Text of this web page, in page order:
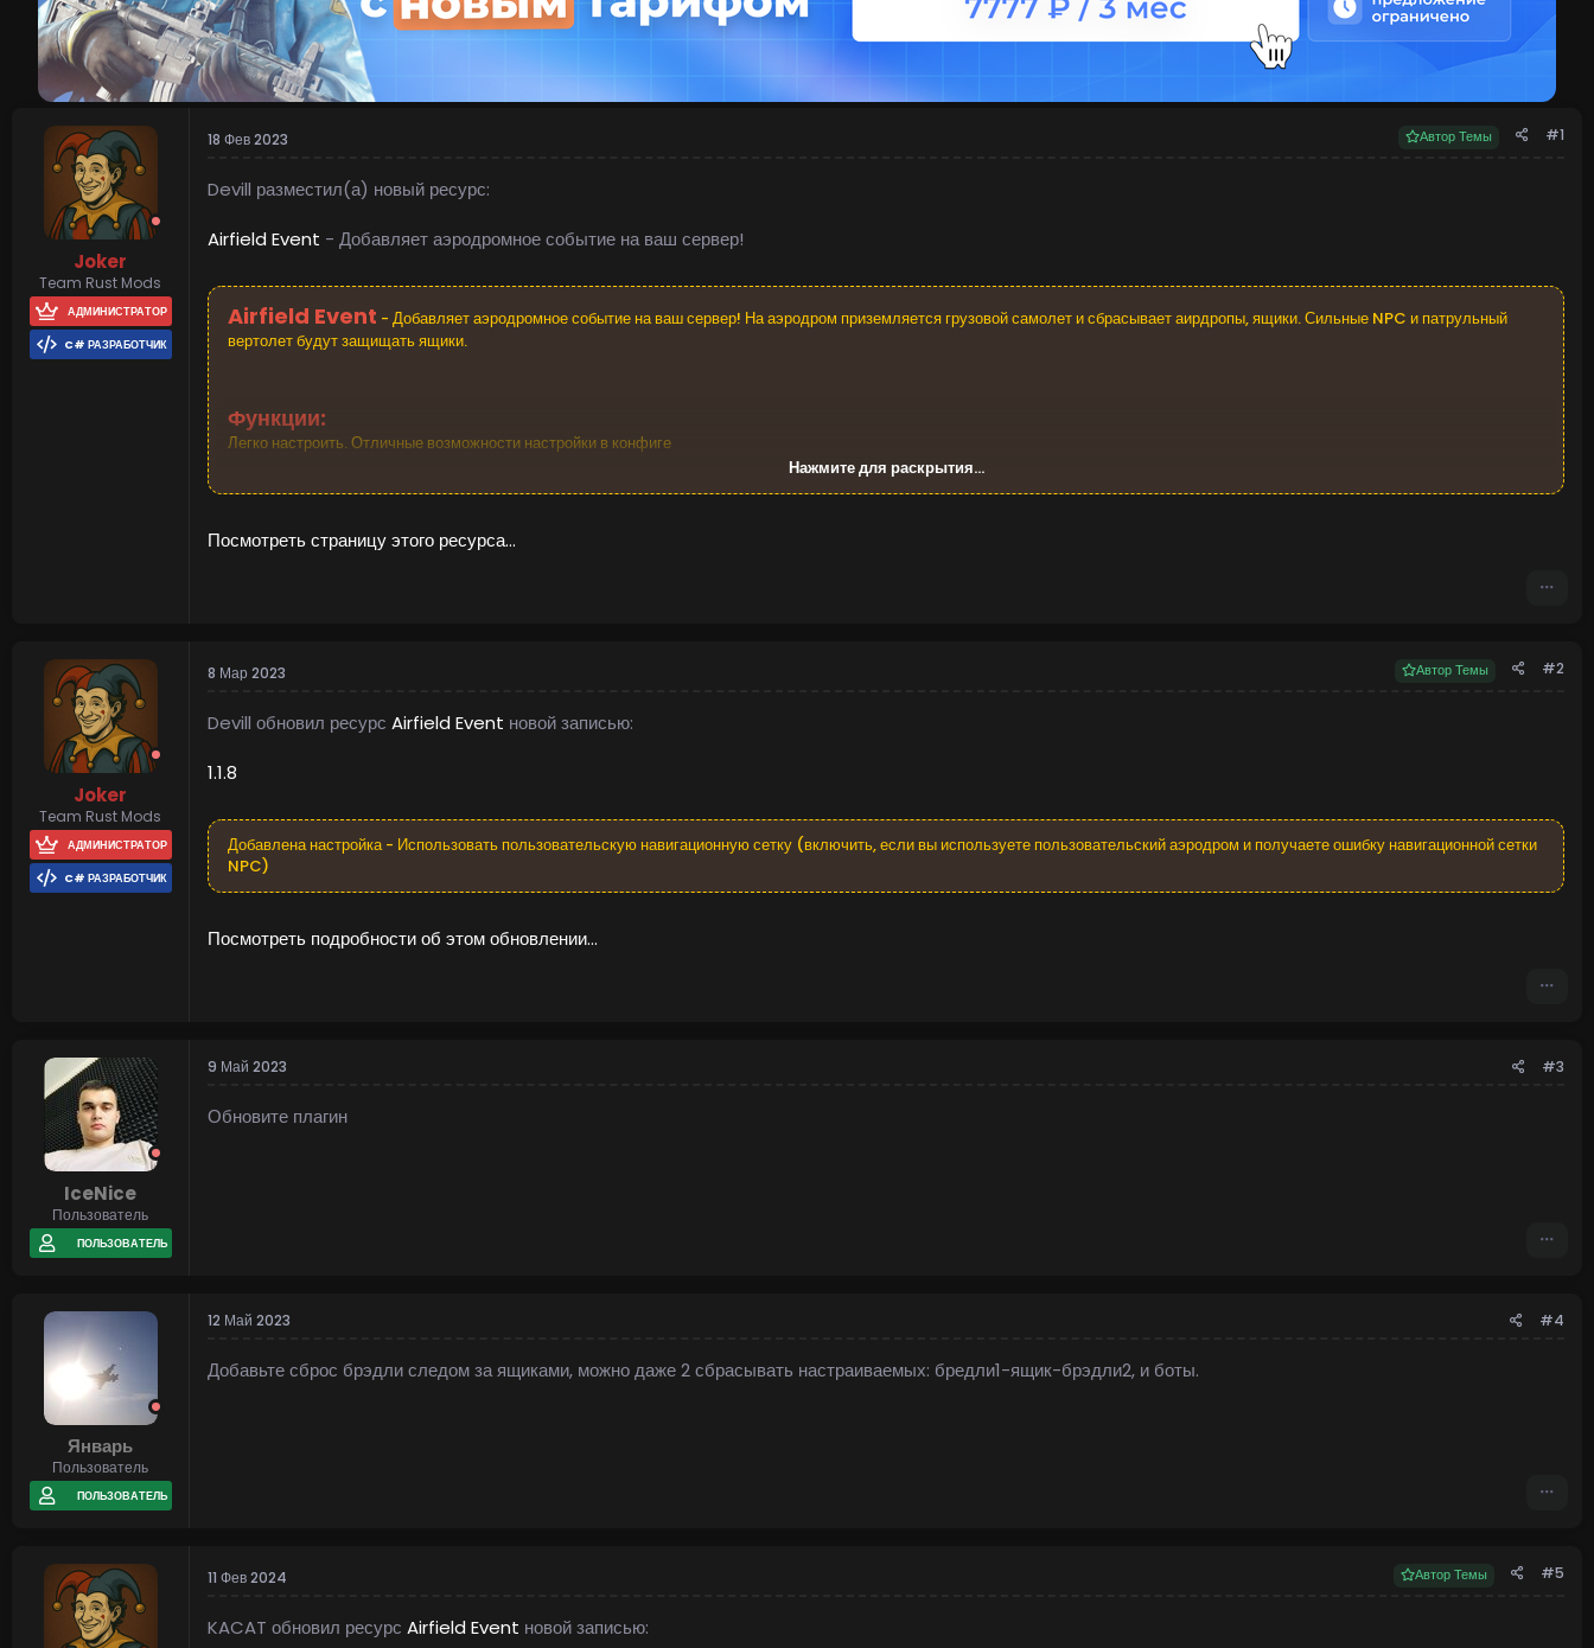
Joker
Team Rust Mods
АДМИНИСТРАТОР
C# РАЗРАБОТЧИК
18 Фев 2023 Автор Темы #1
Devill разместил(а) новый ресурс:
Airfield Event - Добавляет аэродромное событие на ваш сервер!
Airfield Event - Добавляет аэродромное событие на ваш сервер! На аэродром приземляется грузовой самолет и сбрасывает аирдропы, ящики. Сильные NPC и патрульный
вертолет будут защищать ящики.
Функции:
Легко настроить. Отличные возможности настройки в конфиге
Нажмите для раскрытия...
Посмотреть страницу этого ресурса...
Joker
Team Rust Mods
АДМИНИСТРАТОР
C# РАЗРАБОТЧИК
8 Мар 2023 Автор Темы #2
Devill обновил ресурс Airfield Event новой записью:
1.1.8
Добавлена настройка - Использовать пользовательскую навигационную сетку (включить, если вы используете пользовательский аэродром и получаете ошибку навигационной сетки
NPC)
Посмотреть подробности об этом обновлении...
IceNice
Пользователь
ПОЛЬЗОВАТЕЛЬ
9 Май 2023 #3
Обновите плагин
Январь
Пользователь
ПОЛЬЗОВАТЕЛЬ
12 Май 2023 #4
Добавьте сброс брэдли следом за ящиками, можно даже 2 сбрасывать настраиваемых: бредли1-ящик-брэдли2, и боты.
11 Фев 2024 Автор Темы #5
KACAT обновил ресурс Airfield Event новой записью: